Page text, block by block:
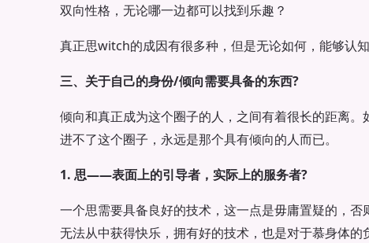
双向性格，无论哪一边都可以找到乐趣？
真正思witch的成因有很多种，但是无论如何，能够认知
三、关于自己的身份/倾向需要具备的东西?
倾向和真正成为这个圈子的人，之间有着很长的距离
进不了这个圈子，永远是那个具有倾向的人而已。
1. 思——表面上的引导者，实际上的服务者?
一个思需要具备良好的技术，这一点是毋庸置疑的，
无法从中获得快乐，拥有好的技术，也是对于慕身体的